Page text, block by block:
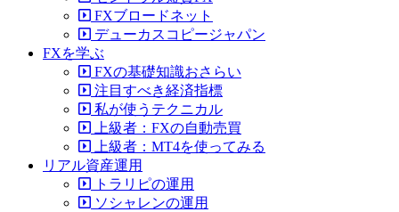
FXブロードネット
デューカスコピージャパン
FXを学ぶ
FXの基礎知識おさらい
注目すべき経済指標
私が使うテクニカル
上級者：FXの自動売買
上級者：MT4を使ってみる
リアル資産運用
トラリピの運用
ソシャレンの運用